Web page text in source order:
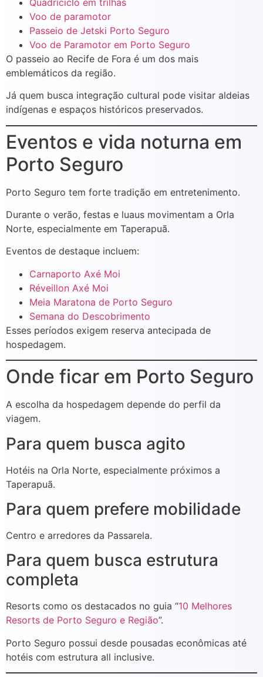
Voo de paramotor
Passeio de Jetski Porto Seguro
Voo de Paramotor em Porto Seguro
O passeio ao Recife de Fora é um dos mais
emblemáticos da região.
Já quem busca integração cultural pode visitar aldeias
indígenas e espaços históricos preservados.
Eventos e vida noturna em
Porto Seguro
Porto Seguro tem forte tradição em entretenimento.
Durante o verão, festas e luaus movimentam a Orla
Norte, especialmente em Taperapuã.
Eventos de destaque incluem:
Carnaporto Axé Moi
Réveillon Axé Moi
Meia Maratona de Porto Seguro
Semana do Descobrimento
Esses períodos exigem reserva antecipada de
hospedagem.
Onde ficar em Porto Seguro
A escolha da hospedagem depende do perfil da
viagem.
Para quem busca agito
Hotéis na Orla Norte, especialmente próximos a
Taperapuã.
Para quem prefere mobilidade
Centro e arredores da Passarela.
Para quem busca estrutura
completa
Resorts como os destacados no guia “10 Melhores
Resorts de Porto Seguro e Região”.
Porto Seguro possui desde pousadas econômicas até
hotéis com estrutura all inclusive.